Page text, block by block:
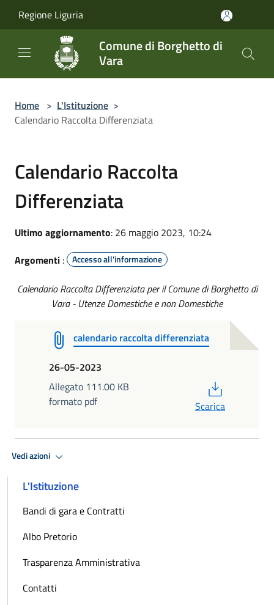
Regione Liguria
Comune di Borghetto di
Vara
Home > L'Istituzione >
Calendario Raccolta Differenziata
Calendario Raccolta
Differenziata
Ultimo aggiornamento: 26 maggio 2023, 10:24
Argomenti : Accesso all'informazione
Calendario Raccolta Differenziata per il Comune di Borghetto di
Vara - Utenze Domestiche e non Domestiche
calendario raccolta differenziata
26-05-2023
Allegato 111.00 KB
formato pdf
Scarica
Vedi azioni
L'Istituzione
Bandi di gara e Contratti
Albo Pretorio
Trasparenza Amministrativa
Contatti